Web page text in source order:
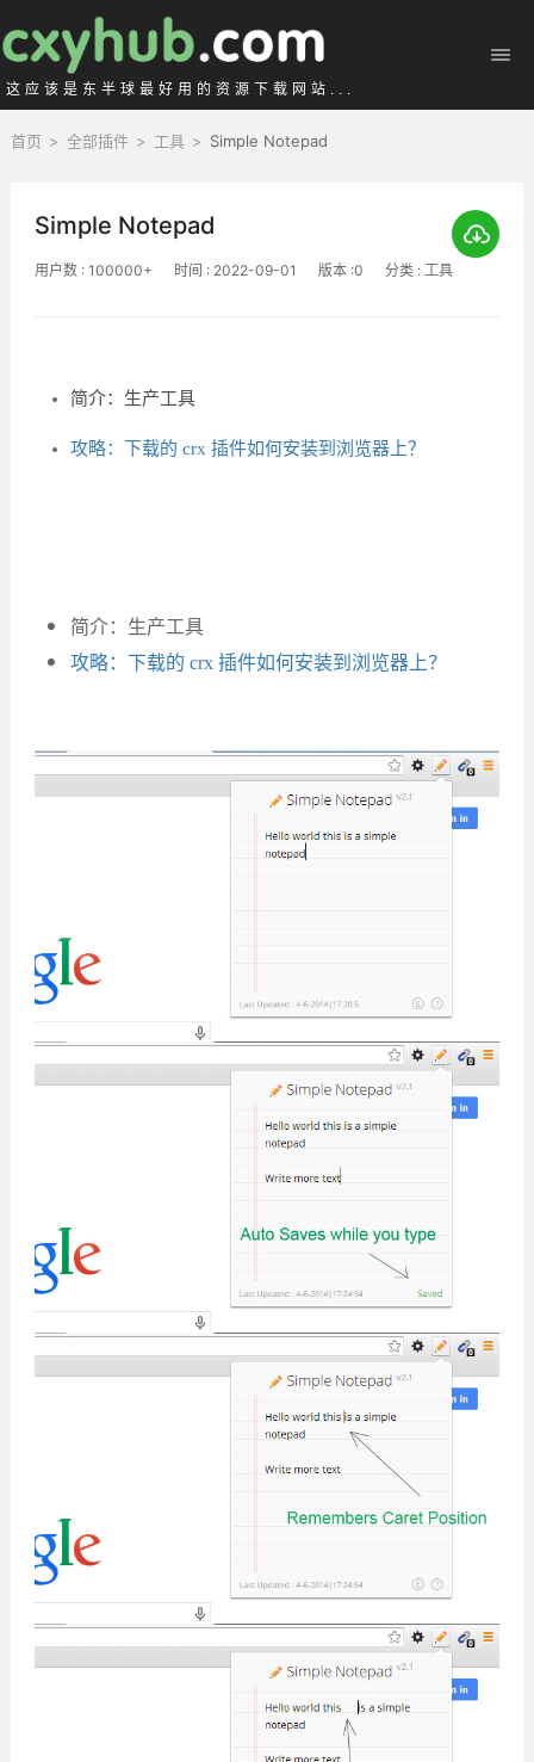
这应该是东半球最好用的资源下载网站...
首页 > 全部插件 > 工具 > Simple Notepad
Simple Notepad
用户数 : 100000+ 时间 : 2022-09-01 版本 :0 分类 : 工具
简介：生产工具
攻略：下载的 crx 插件如何安装到浏览器上？
简介：生产工具
攻略：下载的 crx 插件如何安装到浏览器上？